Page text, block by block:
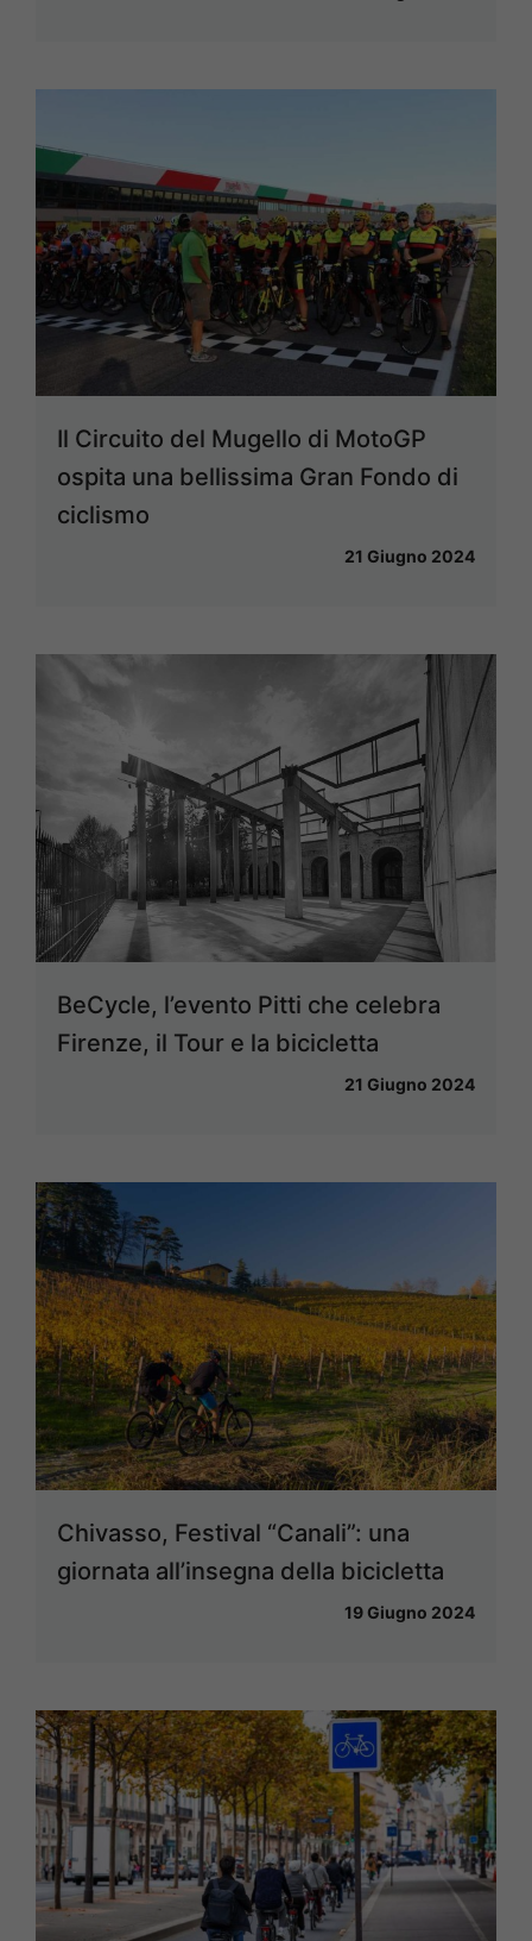
Il Circuito del Mugello di MotoGP
ospita una bellissima Gran Fondo di
ciclismo
21 Giugno 2024
BeCycle, l’evento Pitti che celebra
Firenze, il Tour e la bicicletta
21 Giugno 2024
Chivasso, Festival “Canali”: una
giornata all’insegna della bicicletta
19 Giugno 2024